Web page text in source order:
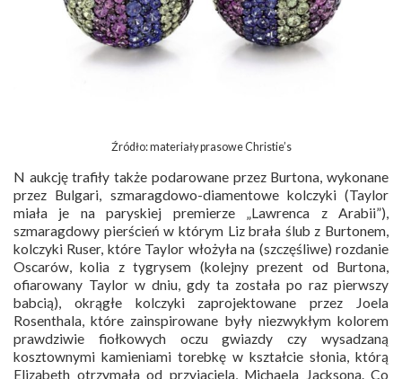
Źródło: materiały prasowe Christie’s
N aukcję trafiły także podarowane przez Burtona, wykonane
przez Bulgari, szmaragdowo-diamentowe kolczyki (Taylor
miała je na paryskiej premierze „Lawrenca z Arabii”),
szmaragdowy pierścień w którym Liz brała ślub z Burtonem,
kolczyki Ruser, które Taylor włożyła na (szczęśliwe) rozdanie
Oscarów, kolia z tygrysem (kolejny prezent od Burtona,
ofiarowany Taylor w dniu, gdy ta została po raz pierwszy
babcią), okrągłe kolczyki zaprojektowane przez Joela
Rosenthala, które zainspirowane były niezwykłym kolorem
prawdziwie fiołkowych oczu gwiazdy czy wysadzaną
kosztownymi kamieniami torebkę w kształcie słonia, którą
Elizabeth otrzymała od przyjaciela, Michaela Jacksona. Co